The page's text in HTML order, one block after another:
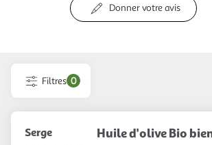
Donner votre avis
Filtres 0
Serge Huile d'olive Bio